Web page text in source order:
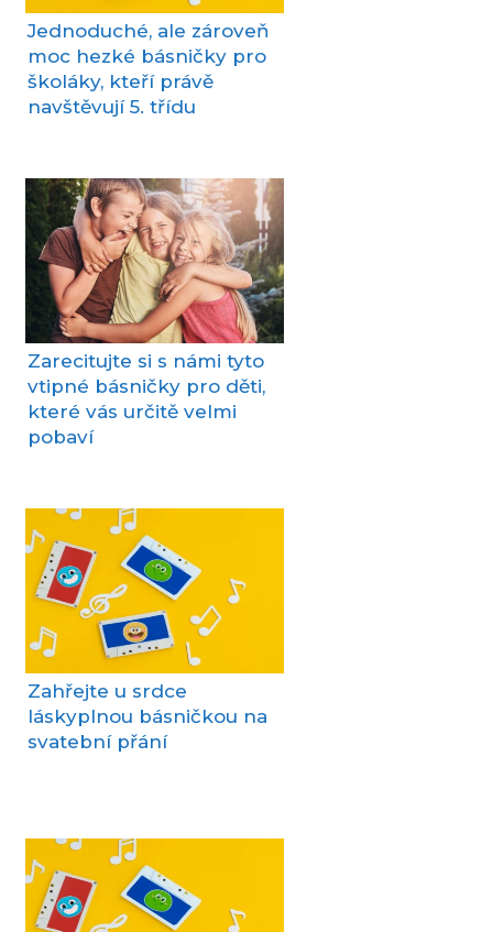
Jednoduché, ale zároveň
moc hezké básničky pro
školáky, kteří právě
navštěvují 5. třídu
Zarecitujte si s námi tyto
vtipné básničky pro děti,
které vás určitě velmi
pobaví
Zahřejte u srdce
láskyplnou básničkou na
svatební přání